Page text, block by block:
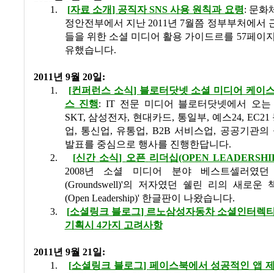
1.
[자료 소개] 공직자SNS사용 원칙과 요령: 문화
정안전부에서 지난2011년 7월쯤 정부부처에서
들을 위한 소셜 미디어 활용 가이드르를 57페이
유했습니다.
2011년 9월 20일:
1.
[컨퍼런스 소식] 블로터닷넷 소셜 미디어 케이
스 진행: IT 전문 미디어 블로터닷넷에서 오는
SKT,삼성전자, 현대카드, 통일부, 예스24, EC21
업, 통신업, 유통업, B2B서비스업, 공공기관의
발표를 중심으로 행사를 진행한답니다.
2.
[신간 소식] 오픈 리더십(OPEN
‎2008년 소셜 미디어 분야 베스트셀러였던
(Groundswell)'의 저자였던 쉘린 리의 새로운
(Open Leadership)' 한글판이 나왔습니다.
3.
[소셜링크 블로그] 르노삼성자동차 소셜인터렉
기획시 4가지 고려사항
2011년 9월 21일:
1.
[소셜링크 블로그] 페이스북에서 성공적인 앱